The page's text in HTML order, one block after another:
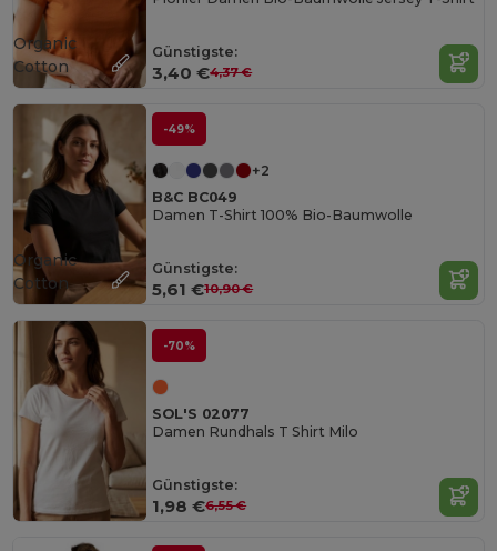
Günstigste:
3,40 €4,37 €
Organic
Cotton
-49%
+2
B&C BC049
Damen T-Shirt 100% Bio-Baumwolle
Günstigste:
5,61 €10,90 €
Organic
Cotton
-70%
SOL'S 02077
Damen Rundhals T Shirt Milo
Günstigste:
1,98 €6,55 €